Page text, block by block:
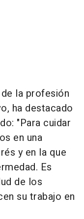
la profesión
ha destacado
"Para cuidar
en una
y en la que
Es
de los
su trabajo en